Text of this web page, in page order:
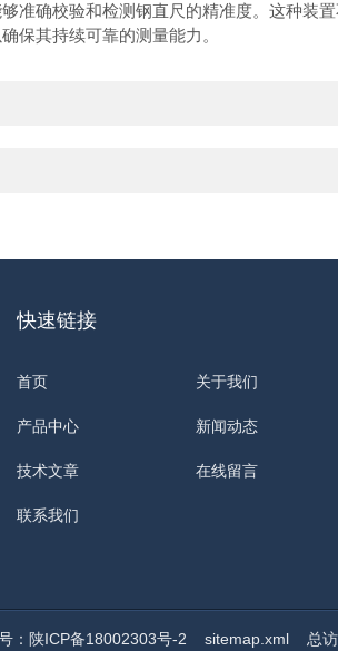
确校验和检测钢直尺的精准度。这种装
保其持续可靠的测量能力。
快速链接
首页 关于我们
产品中心 新闻动态
技术文章 在线留言
联系我们
：陕ICP备18002303号-2 sitemap.xml 总访